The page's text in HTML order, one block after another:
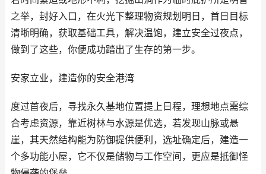
之举，封好入口，在火光下整理物资规划明日，首日目标
清晰明确，获取基础工具，解决温饱，建立安全过夜点，
做到了这些，你便成功踏出了生存的第一步。
安家立业，建造你的安全港湾
度过首夜后，寻找永久基地位置提上日程，理想地点需综
合考虑资源，靠近树林与水源是优选，若发现山脉或悬
崖，其天然结构能为防御提供便利，选址确定后，建造一
个多功能小屋，它不仅是储物与工作空间，更应是抵御怪